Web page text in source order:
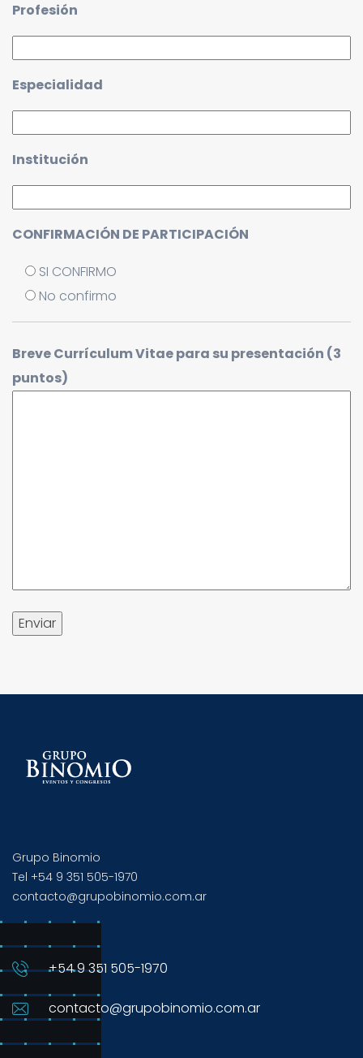
Profesión
Especialidad
Institución
CONFIRMACIÓN DE PARTICIPACIÓN
SI CONFIRMO
No confirmo
Breve Currículum Vitae para su presentación (3
puntos)
Grupo Binomio
Tel +54 9 351 505-1970
contacto@grupobinomio.com.ar
+54 9 351 505-1970
contacto@grupobinomio.com.ar